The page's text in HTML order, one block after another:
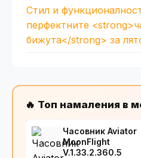
Стил и
перфектните
бижута</strong> за
🔥 Топ намаления в
Часовник Aviator
MoonFlight
V.1.33.2.360.5